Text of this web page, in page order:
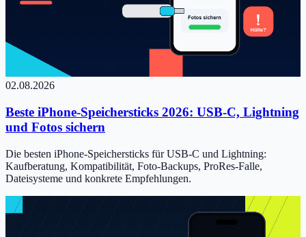
02.08.2026
Beste iPhone-Speichersticks 2026: USB-C, Lightning
und Fotos sichern
Die besten iPhone-Speichersticks für USB-C und Lightning:
Kaufberatung, Kompatibilität, Foto-Backups, ProRes-Falle,
Dateisysteme und konkrete Empfehlungen.